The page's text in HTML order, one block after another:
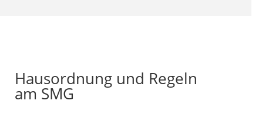
Hausordnung und Regeln
am SMG